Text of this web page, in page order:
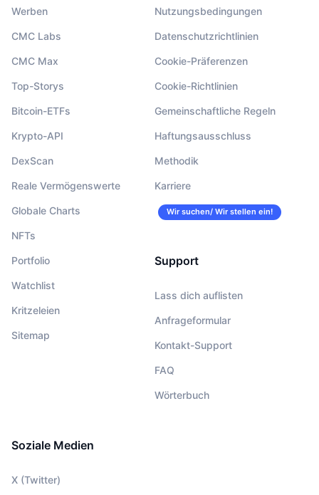
Werben
CMC Labs
CMC Max
Top-Storys
Bitcoin-ETFs
Krypto-API
DexScan
Reale Vermögenswerte
Globale Charts
NFTs
Portfolio
Watchlist
Kritzeleien
Sitemap
Nutzungsbedingungen
Datenschutzrichtlinien
Cookie-Präferenzen
Cookie-Richtlinien
Gemeinschaftliche Regeln
Haftungsausschluss
Methodik
Karriere
Wir suchen/ Wir stellen ein!
Support
Lass dich auflisten
Anfrageformular
Kontakt-Support
FAQ
Wörterbuch
Soziale Medien
X (Twitter)